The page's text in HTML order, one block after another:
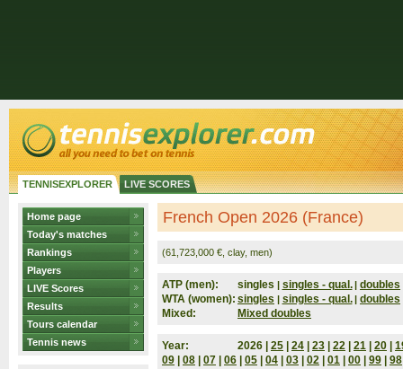
TENNISEXPLORER LIVE SCORES
Home page
Today's matches
Rankings
Players
LIVE Scores
Results
Tours calendar
Tennis news
French Open 2026 (France)
(61,723,000 €, clay, men)
ATP (men): singles | singles - qual. | doubles
WTA (women): singles | singles - qual. | doubles
Mixed:
Mixed doubles
Year: 2026 | 25 24 23 22 21 20
09
08 07 06 05 04 03 02 01 00 99 98